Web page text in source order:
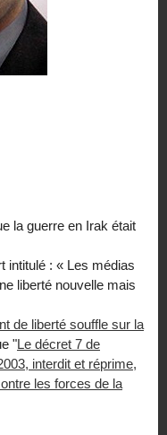
la guerre en Irak était
intitulé : « Les médias
liberté nouvelle mais
de liberté souffle sur la
"Le décret 7 de
interdit et réprime,
les forces de la